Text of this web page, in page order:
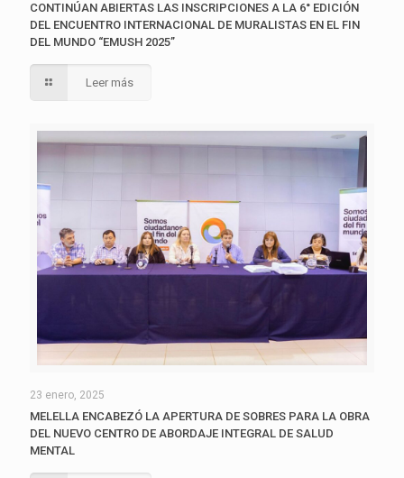
CONTINÚAN ABIERTAS LAS INSCRIPCIONES A LA 6° EDICIÓN
DEL ENCUENTRO INTERNACIONAL DE MURALISTAS EN EL FIN
DEL MUNDO “EMUSH 2025”
Leer más
23 enero, 2025
MELELLA ENCABEZÓ LA APERTURA DE SOBRES PARA LA OBRA
DEL NUEVO CENTRO DE ABORDAJE INTEGRAL DE SALUD
MENTAL